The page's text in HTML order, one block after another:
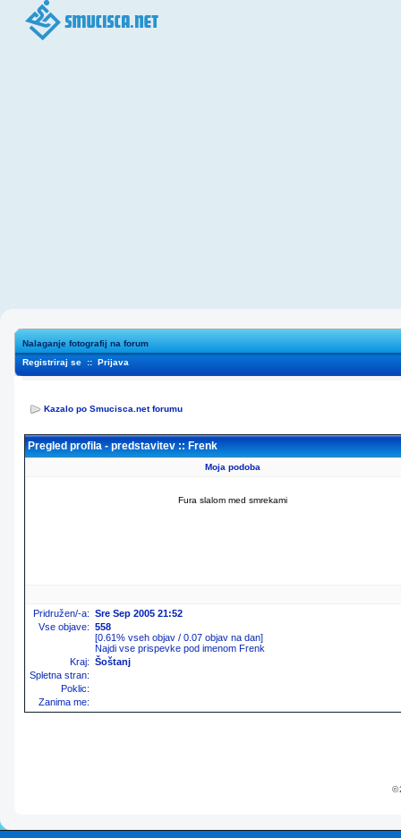
Nalaganje fotografij na forum
Registriraj se :: Prijava
Kazalo po Smucisca.net forumu
Pregled profila - predstavitev :: Frenk
Moja podoba
Fura slalom med smrekami
Pridružen/-a: Sre Sep 2005 21:52
Vse objave: 558
[0.61% vseh objav / 0.07 objav na dan]
Najdi vse prispevke pod imenom Frenk
Kraj: Šoštanj
Spletna stran:
Poklic:
Zanima me:
©